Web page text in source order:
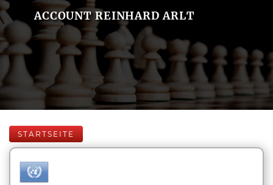
ACCOUNT REINHARD ARLT
STARTSEITE